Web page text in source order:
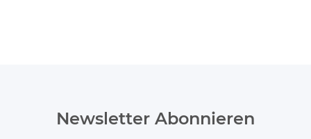
Newsletter Abonnieren